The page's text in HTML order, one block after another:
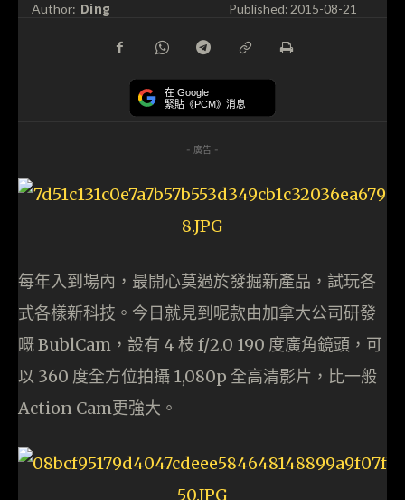
Author: Ding Published:2015-08-21
在 Google
緊貼《PCM》消息
- 廣告 -
每年入到場內，最開心莫過於發掘新產品，試玩各
式各樣新科技。今日就見到呢款由加拿大公司研發
嘅 BublCam，設有 4 枝 f/2.0 190 度廣角鏡頭，可
以 360 度全方位拍攝 1,080p 全高清影片，比一般
Action Cam更強大。